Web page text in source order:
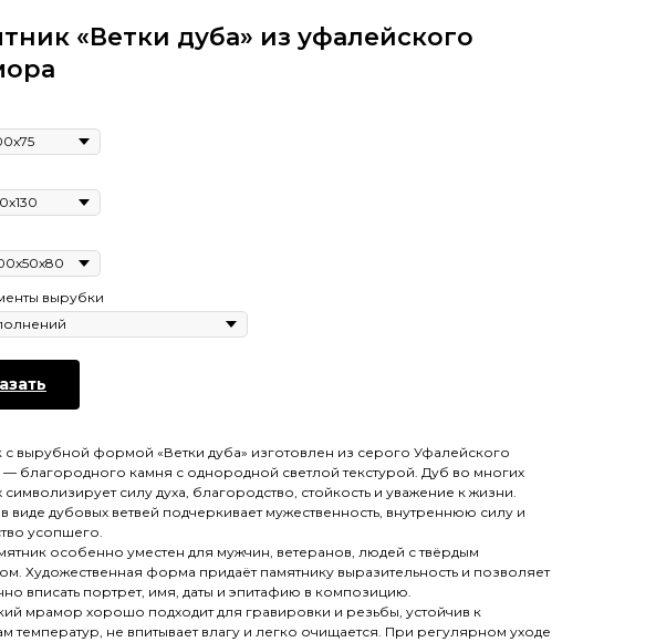
«Ветки дуба» из уфалейского
вырубки
с вырубной формой «Ветки дуба» изготовлен из серого Уфалейского
благородного камня с однородной светлой текстурой. Дуб во многих
символизирует силу духа, благородство, стойкость и уважение к жизни.
виде дубовых ветвей подчеркивает мужественность, внутреннюю силу и
усопшего.
особенно уместен для мужчин, ветеранов, людей с твёрдым
Художественная форма придаёт памятнику выразительность и позволяет
вписать портрет, имя, даты и эпитафию в композицию.
мрамор хорошо подходит для гравировки и резьбы, устойчив к
температур, не впитывает влагу и легко очищается. При регулярном уходе